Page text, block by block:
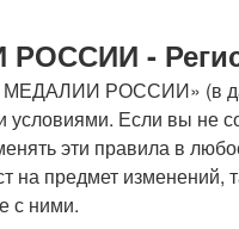
-
МЕДАЛИИ РОССИИ» (в
условиями. Если вы
эти правила в
на предмет
с ними.